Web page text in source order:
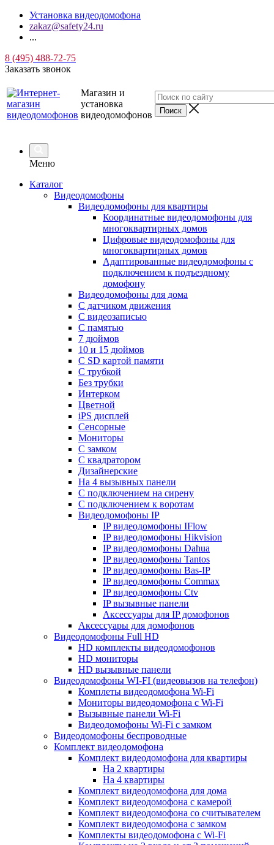
Установка видеодомофона
zakaz@safety24.ru
...
8 (495) 488-72-75
Заказать звонок
Магазин и
установка
видеодомофонов
Меню
Каталог
Видеодомофоны
Видеодомофоны для квартиры
Координатные видеодомофоны для
многоквартирных домов
Цифровые видеодомофоны для
многоквартирных домов
Адаптированные видеодомофоны с
подключением к подъездному
домофону
Видеодомофоны для дома
С датчиком движения
С видеозаписью
C памятью
7 дюймов
10 и 15 дюймов
С SD картой памяти
С трубкой
Без трубки
Интерком
Цветной
iPS дисплей
Сенсорные
Мониторы
С замком
C квадратором
Дизайнерские
На 4 вызывных панели
С подключением на сирену
С подключением к воротам
Видеодомофоны IP
IP видеодомофоны IFlow
IP видеодомофоны Hikvision
IP видеодомофоны Dahua
IP видеодомофоны Tantos
IP видеодомофоны Bas-IP
IP видеодомофоны Commax
IP видеодомофоны Ctv
IP вызывные панели
Аксессуары для IP домофонов
Аксессуары для домофонов
Видеодомофоны Full HD
HD комплекты видеодомофонов
HD мониторы
HD вызывные панели
Видеодомофоны WI-FI (видеовызов на телефон)
Комплеты видеодомофона Wi-Fi
Мониторы видеодомофона с Wi-Fi
Вызывные панели Wi-Fi
Видеодомофоны Wi-Fi с замком
Видеодомофоны беспроводные
Комплект видеодомофона
Комплект видеодомофона для квартиры
На 2 квартиры
На 4 квартиры
Комплект видеодомофона для дома
Комплект видеодомофона с камерой
Комплект видеодомофона со считывателем
Комплект видеодомофона c замком
Комплекты видеодомофона с Wi-Fi